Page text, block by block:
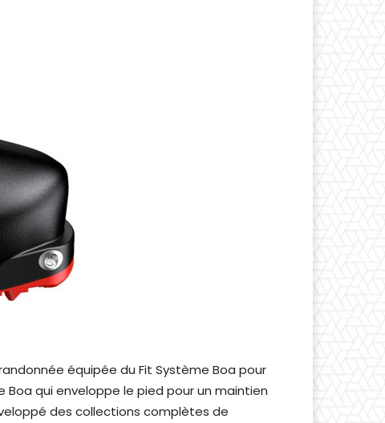
équipée du Fit Système Boa pour
Boa qui enveloppe le pied pour un maintien
des collections complètes de